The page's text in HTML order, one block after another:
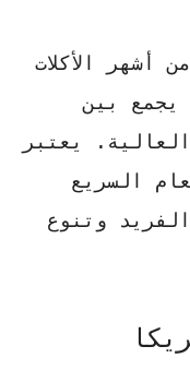
أشهر الأكلات
يجمع بين
يعتبر
السريع
وتنوع